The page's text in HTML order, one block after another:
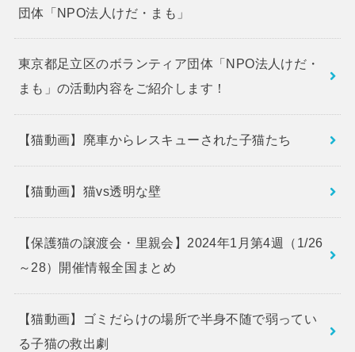
団体「NPO法人けだ・まも」
東京都足立区のボランティア団体「NPO法人けだ・
まも」の活動内容をご紹介します！
【猫動画】廃車からレスキューされた子猫たち
【猫動画】猫vs透明な壁
【保護猫の譲渡会・里親会】2024年1月第4週（1/26
～28）開催情報全国まとめ
【猫動画】ゴミだらけの場所で半身不随で弱ってい
る子猫の救出劇